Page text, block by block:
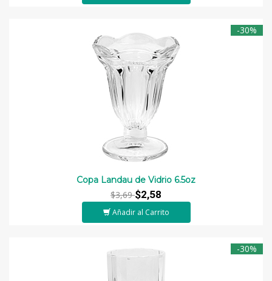
-30%
Copa Landau de Vidrio 6.5oz
$3,69$2,58
Añadir al Carrito
-30%